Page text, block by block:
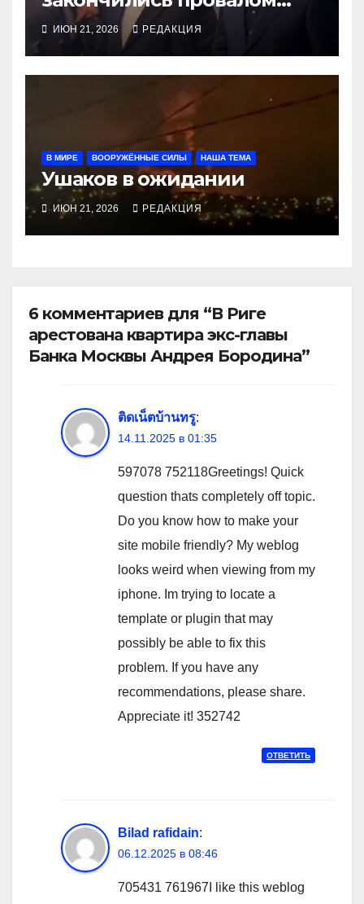
благодаря Трампу
ИЮН 21, 2026 РЕДАКЦИЯ
В МИРЕ ВООРУЖЁННЫЕ СИЛЫ НАША ТЕМА
Ушаков в ожидании
ИЮН 21, 2026 РЕДАКЦИЯ
6 комментариев для “В Риге
арестована квартира экс-главы
Банка Москвы Андрея Бородина”
ติดเน็ตบ้านทรู:
14.11.2025 в 01:35
597078 752118Greetings! Quick
question thats completely off topic.
Do you know how to make your
site mobile friendly? My weblog
looks weird when viewing from my
iphone. Im trying to locate a
template or plugin that may
possibly be able to fix this
problem. If you have any
recommendations, please share.
Appreciate it! 352742
ОТВЕТИТЬ
Bilad rafidain:
06.12.2025 в 08:46
705431 761967I like this weblog